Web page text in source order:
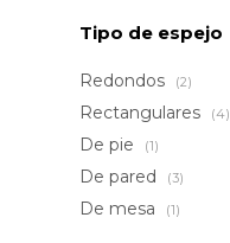
Tipo de espejo
Redondos (2)
Rectangulares (4)
De pie (1)
De pared (3)
De mesa (1)